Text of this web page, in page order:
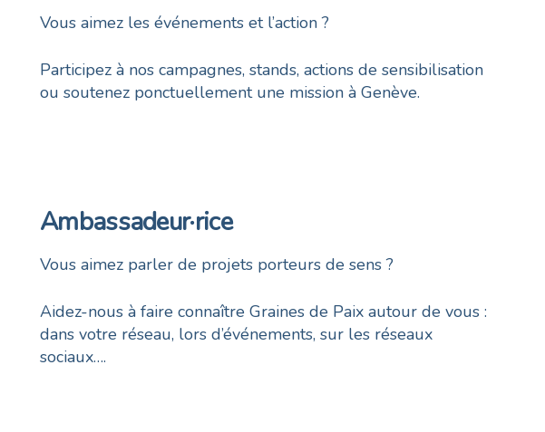
Vous aimez les événements et l’action ?
Participez à nos campagnes, stands, actions de sensibilisation
ou soutenez ponctuellement une mission à Genève.
Ambassadeur·rice
Vous aimez parler de projets porteurs de sens ?
Aidez-nous à faire connaître Graines de Paix autour de vous :
dans votre réseau, lors d’événements, sur les réseaux
sociaux….